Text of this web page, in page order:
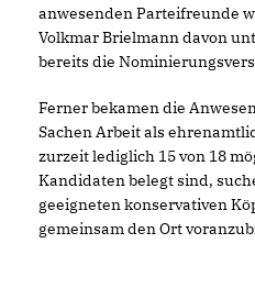
anwesenden Parteifreunde
Volkmar Brielmann davon
bereits die
Ferner bekamen die
Sachen Arbeit als
zurzeit lediglich 15 von 18
Kandidaten belegt sind,
geeigneten konservativen
gemeinsam den Ort